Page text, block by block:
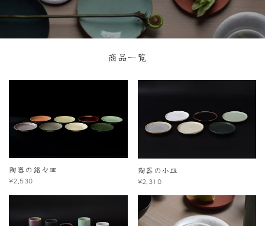
商品一覧
陶器の銘々皿
¥2,530
陶器の小皿
¥2,310